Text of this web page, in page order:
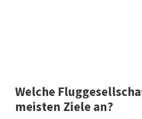
Welche
meisten Ziele an?